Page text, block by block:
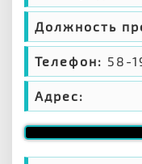
Должность
Телефон: 58-
Адрес: